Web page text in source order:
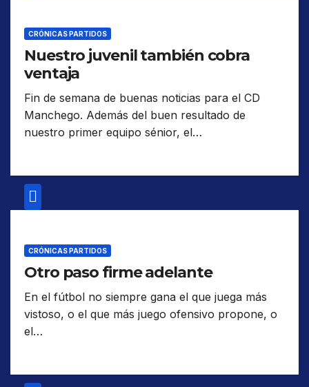
CRÓNICAS PARTIDOS
Nuestro juvenil también cobra
ventaja
Fin de semana de buenas noticias para el CD
Manchego. Además del buen resultado de
nuestro primer equipo sénior, el…
CRÓNICAS PARTIDOS
Otro paso firme adelante
En el fútbol no siempre gana el que juega más
vistoso, o el que más juego ofensivo propone, o
el…